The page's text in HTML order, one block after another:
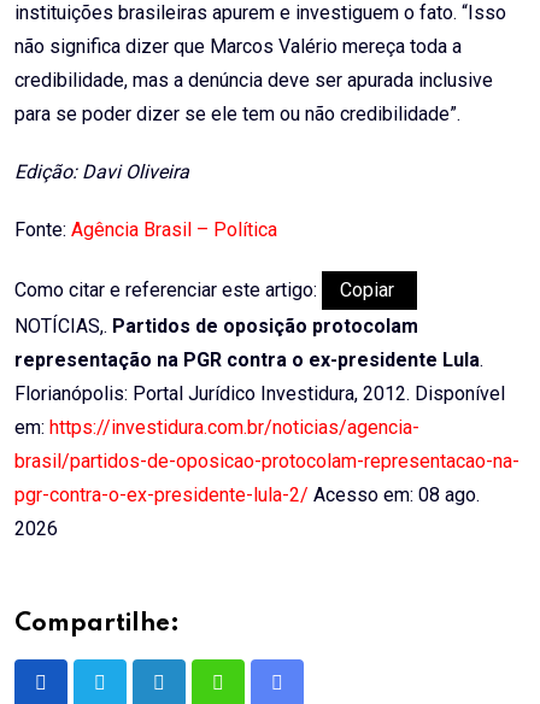
instituições brasileiras apurem e investiguem o fato. “Isso
não significa dizer que Marcos Valério mereça toda a
credibilidade, mas a denúncia deve ser apurada inclusive
para se poder dizer se ele tem ou não credibilidade”.
Edição: Davi Oliveira
Fonte: Agência Brasil – Política
Como citar e referenciar este artigo:
Copiar
NOTÍCIAS,. Partidos de oposição protocolam
representação na PGR contra o ex-presidente Lula.
Florianópolis: Portal Jurídico Investidura, 2012. Disponível
em: https://investidura.com.br/noticias/agencia-
brasil/partidos-de-oposicao-protocolam-representacao-na-
pgr-contra-o-ex-presidente-lula-2/ Acesso em: 08 ago.
2026
Compartilhe: